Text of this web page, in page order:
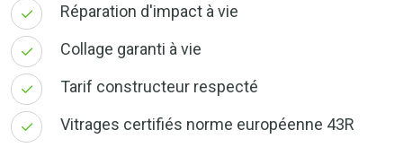
Réparation d'impact à vie
Collage garanti à vie
Tarif constructeur respecté
Vitrages certifiés norme européenne 43R